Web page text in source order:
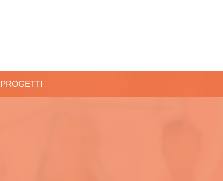
PROGETTI